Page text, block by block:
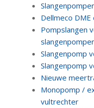
Dellmeco
Pompslangen
Slangenpomp
Slangenpomp
Nieuwe
Monopomp /
vultrechter